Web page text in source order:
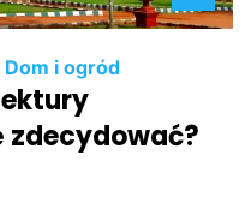
Dom i ogród
zdecydować?